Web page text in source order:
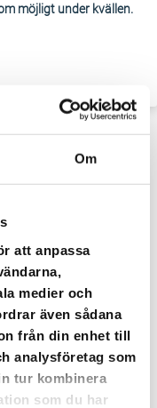
Om
att anpassa
medier och
även sådana
från din enhet till
analysföretag som
tur kombinera
som du har
möjligt under kvällen.
kunna informera dig
kan påverka dig